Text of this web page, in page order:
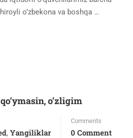
o’zbekona va boshqa …
o’zligim
, Yangiliklar
Comments
0 Comment